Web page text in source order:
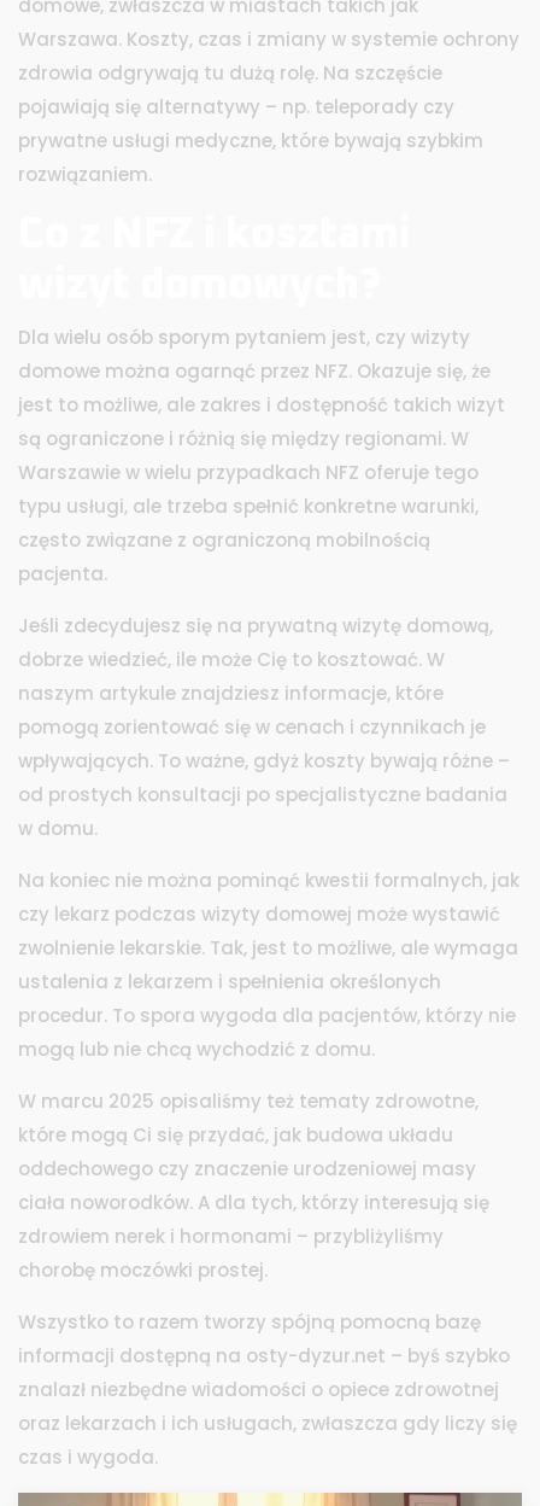
domowe, zwłaszcza w miastach takich jak
Warszawa. Koszty, czas i zmiany w systemie ochrony
zdrowia odgrywają tu dużą rolę. Na szczęście
pojawiają się alternatywy – np. teleporady czy
prywatne usługi medyczne, które bywają szybkim
rozwiązaniem.
Dla wielu osób sporym pytaniem jest, czy wizyty
domowe można ogarnąć przez NFZ. Okazuje się, że
jest to możliwe, ale zakres i dostępność takich wizyt
są ograniczone i różnią się między regionami. W
Warszawie w wielu przypadkach NFZ oferuje tego
typu usługi, ale trzeba spełnić konkretne warunki,
często związane z ograniczoną mobilnością
pacjenta.
Jeśli zdecydujesz się na prywatną wizytę domową,
dobrze wiedzieć, ile może Cię to kosztować. W
naszym artykule znajdziesz informacje, które
pomogą zorientować się w cenach i czynnikach je
wpływających. To ważne, gdyż koszty bywają różne –
od prostych konsultacji po specjalistyczne badania
w domu.
Na koniec nie można pominąć kwestii formalnych, jak
czy lekarz podczas wizyty domowej może wystawić
zwolnienie lekarskie. Tak, jest to możliwe, ale wymaga
ustalenia z lekarzem i spełnienia określonych
procedur. To spora wygoda dla pacjentów, którzy nie
mogą lub nie chcą wychodzić z domu.
W marcu 2025 opisaliśmy też tematy zdrowotne,
które mogą Ci się przydać, jak budowa układu
oddechowego czy znaczenie urodzeniowej masy
ciała noworodków. A dla tych, którzy interesują się
zdrowiem nerek i hormonami – przybliżyliśmy
chorobę moczówki prostej.
Wszystko to razem tworzy spójną pomocną bazę
informacji dostępną na osty-dyzur.net – byś szybko
znalazł niezbędne wiadomości o opiece zdrowotnej
oraz lekarzach i ich usługach, zwłaszcza gdy liczy się
czas i wygoda.